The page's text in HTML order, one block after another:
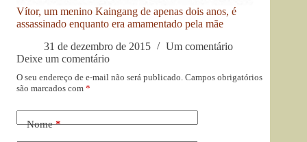
Vítor, um menino Kaingang de apenas dois anos, é
assassinado enquanto era amamentado pela mãe
31 de dezembro de 2015
Um comentário
Deixe um comentário
O seu endereço de e-mail não será publicado. Campos obrigatórios
são marcados com *
Nome*